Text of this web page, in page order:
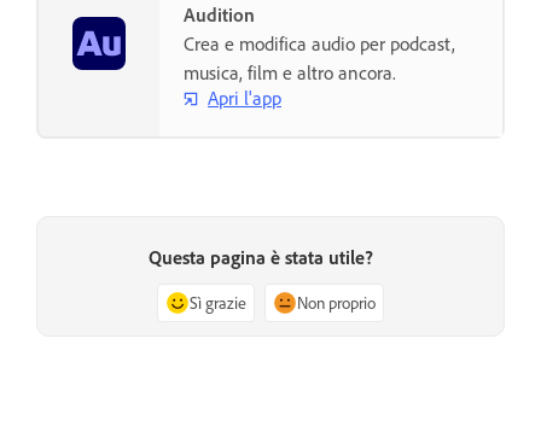
Audition
Crea e modifica audio per podcast,
musica, film e altro ancora.
Apri l'app
Questa pagina è stata utile?
Sì grazie Non proprio